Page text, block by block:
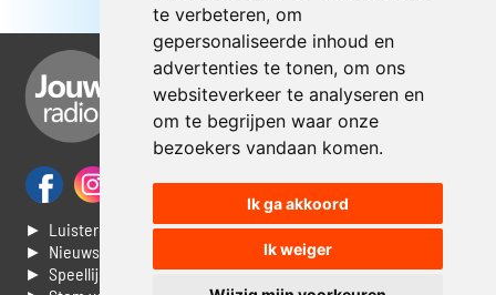
te verbeteren, om
gepersonaliseerde inhoud en
advertenties te tonen, om ons
websiteverkeer te analyseren en
om te begrijpen waar onze
bezoekers vandaan komen.
Ik ga akkoord
Ik weiger
► Luisteren naar Jouwradio
► Nieuws
► Speellijst